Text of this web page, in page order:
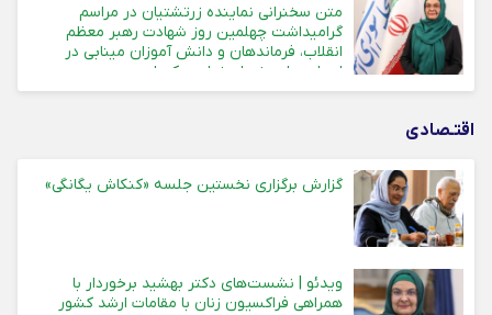
متن سخنرانی نماینده زرتشتیان در مراسم
گرامیداشت چهلمین روز شهادت رهبر معظم
انقلاب، فرماندهان و دانش آموزان مینابی در
استان های یزد، اصفهان و کرمان
اقتـصادی
گزارش برگزاری نخستین جلسه «کنکاش یگانگی»
ویدئو | نشست‌های دکتر بهشید برخوردار با
همراهی فراکسیون زنان با مقامات ارشد کشور